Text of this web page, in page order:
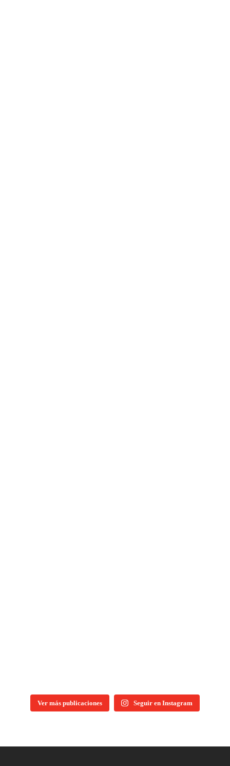
Ver más publicaciones Seguir en Instagram